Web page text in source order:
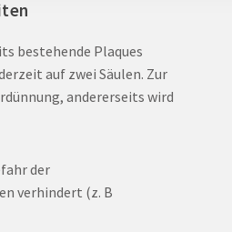
bestehende Plaques
auf zwei Säulen. Zur
andererseits wird
der
verhindert (z. B